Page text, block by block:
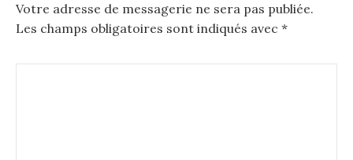
a
Votre adresse de messagerie ne sera pas publiée.
Les champs obligatoires sont indiqués avec *